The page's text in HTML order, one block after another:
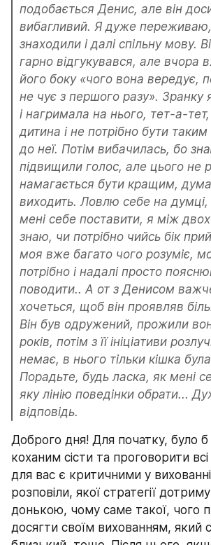
подобається Денис, але він
вибагливий. Я дуже
знаходили і далі спільну мову.
гарно відгукувався, але вчора
його боку «чого вона вередує,
не чує з першого разу». Зранку
і нагримала на нього, тет-а-
дитина і не потрібно бути
до неї. Потім вибачилась, бо
підвищили голос, але цього не
намагається бути кращим,
виходить. Ловлю себе на
мені себе поставити, я між
знаю, чи потрібно чийсь бік
моя вже багато чого розуміє,
потрібно і надалі просто
поводити.. А от з Денисом
хочеться, щоб він проявляв
Він був одружений, прожили
років, потім з її ініціативи
немає, в нього тільки кішка
Порадьте, будь ласка, як мені
яку лінію поведінки обрати...
відповідь.
Доброго дня! Для початку, було
коханим сісти та проговорити всі
для вас є критичними у
розповіли, якої стратегії
донькою, чому саме такої, чого
досягти своїм вихованням, який